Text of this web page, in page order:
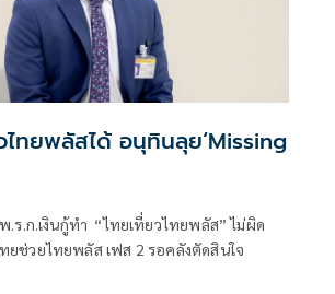
ด้ อนุทินลุย‘Missing
.ร.ก.เงินกู้ทำ “ไทยเที่ยวไทยพลัส” ไม่ผิด
ยช่วยไทยพลัส เฟส 2 รอคลังตัดสินใจ